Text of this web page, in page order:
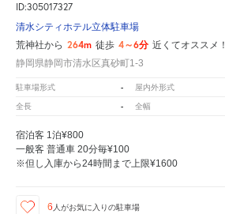
ID:305017327
清水シティホテル立体駐車場
荒神社から 264m 徒歩 4～6分 近くてオススメ！
静岡県静岡市清水区真砂町1-3
駐車場形式 - 屋内外形式
全長 - 全幅
宿泊客 1泊¥800
一般客 普通車 20分毎¥100
※但し入庫から24時間まで上限¥1600
6 人がお気に入りの駐車場